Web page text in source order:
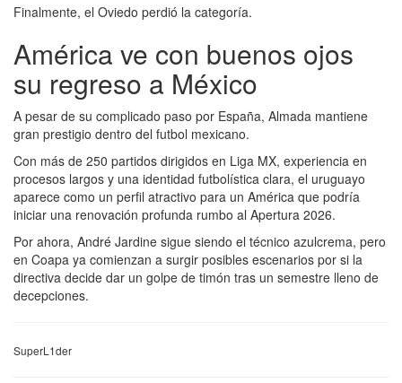
Finalmente, el Oviedo perdió la categoría.
América ve con buenos ojos
su regreso a México
A pesar de su complicado paso por España, Almada mantiene
gran prestigio dentro del futbol mexicano.
Con más de 250 partidos dirigidos en Liga MX, experiencia en
procesos largos y una identidad futbolística clara, el uruguayo
aparece como un perfil atractivo para un América que podría
iniciar una renovación profunda rumbo al Apertura 2026.
Por ahora, André Jardine sigue siendo el técnico azulcrema, pero
en Coapa ya comienzan a surgir posibles escenarios por si la
directiva decide dar un golpe de timón tras un semestre lleno de
decepciones.
SuperL1der